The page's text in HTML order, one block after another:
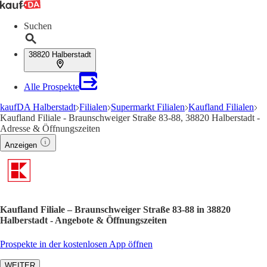
Suchen
38820 Halberstadt
Alle Prospekte
kaufDA Halberstadt Filialen Supermarkt Filialen Kaufland Filialen
Kaufland Filiale - Braunschweiger Straße 83-88, 38820 Halberstadt -
Adresse & Öffnungszeiten
Anzeigen
Kaufland Filiale – Braunschweiger Straße 83-88 in 38820
Halberstadt - Angebote & Öffnungszeiten
Prospekte in der kostenlosen App öffnen